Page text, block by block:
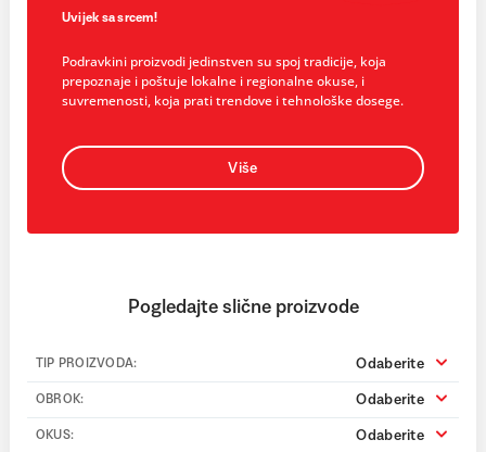
Uvijek sa srcem!
Podravkini proizvodi jedinstven su spoj tradicije, koja
prepoznaje i poštuje lokalne i regionalne okuse, i
suvremenosti, koja prati trendove i tehnološke dosege.
Više
Pogledajte slične proizvode
TIP PROIZVODA: Odaberite
OBROK: Odaberite
OKUS: Odaberite